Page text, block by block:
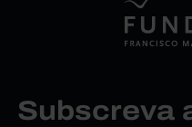
Subscreva